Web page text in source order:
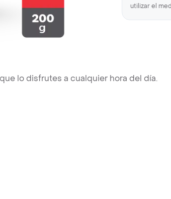
utilizar el
lo disfrutes a cualquier hora del día.